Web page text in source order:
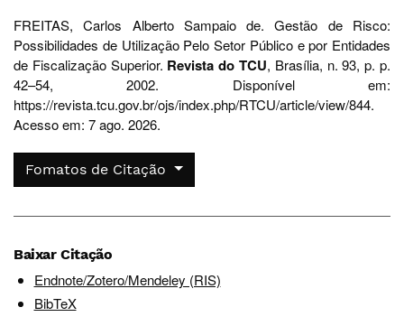
FREITAS, Carlos Alberto Sampaio de. Gestão de Risco:
Possibilidades de Utilização Pelo Setor Público e por Entidades
de Fiscalização Superior. Revista do TCU, Brasília, n. 93, p. p.
42–54, 2002. Disponível em:
https://revista.tcu.gov.br/ojs/index.php/RTCU/article/view/844.
Acesso em: 7 ago. 2026.
Fomatos de Citação
Baixar Citação
Endnote/Zotero/Mendeley (RIS)
BibTeX